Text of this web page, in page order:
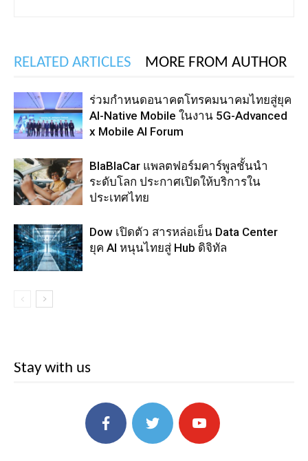
RELATED ARTICLES MORE FROM AUTHOR
ร่วมกำหนดอนาคตโทรคมนาคมไทยสู่ยุค
AI-Native Mobile ในงาน 5G-Advanced
x Mobile AI Forum
BlaBlaCar แพลตฟอร์มคาร์พูลชั้นนำ
ระดับโลก ประกาศเปิดให้บริการใน
ประเทศไทย
Dow เปิดตัว สารหล่อเย็น Data Center
ยุค AI หนุนไทยสู่ Hub ดิจิทัล
Stay with us